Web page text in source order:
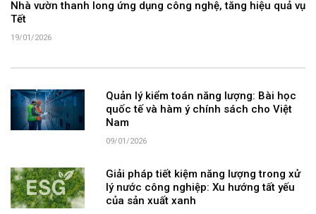
Nhà vườn thanh long ứng dụng công nghệ, tăng hiệu quả vụ
Tết
19/01/2026
Quản lý kiểm toán năng lượng: Bài học
quốc tế và hàm ý chính sách cho Việt
Nam
09/01/2026
Giải pháp tiết kiệm năng lượng trong xử
lý nước công nghiệp: Xu hướng tất yếu
của sản xuất xanh